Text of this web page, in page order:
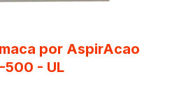
por AspirAcao
500 - UL